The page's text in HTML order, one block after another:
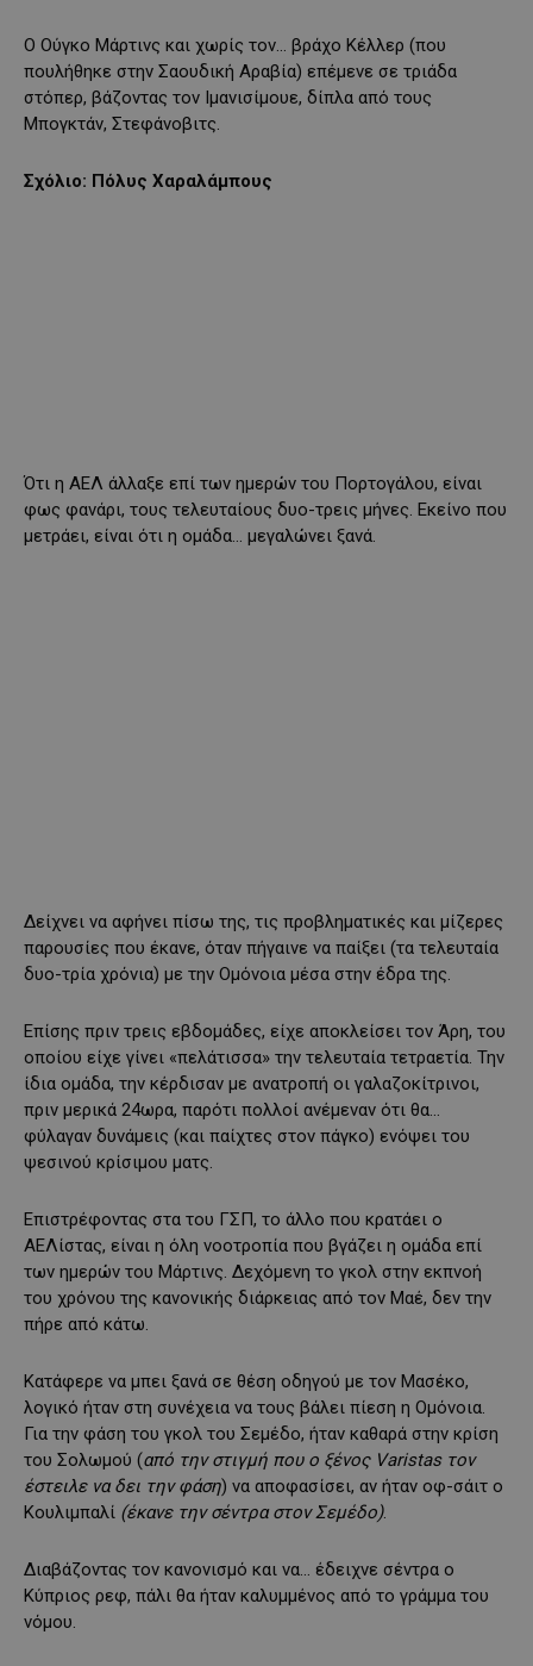
Ο Ούγκο Μάρτινς και χωρίς τον… βράχο Κέλλερ (που
πουλήθηκε στην Σαουδική Αραβία) επέμενε σε τριάδα
στόπερ, βάζοντας τον Ιμανισίμουε, δίπλα από τους
Μπογκτάν, Στεφάνοβιτς.
Σχόλιο: Πόλυς Χαραλάμπους
Ότι η ΑΕΛ άλλαξε επί των ημερών του Πορτογάλου, είναι
φως φανάρι, τους τελευταίους δυο-τρεις μήνες. Εκείνο που
μετράει, είναι ότι η ομάδα… μεγαλώνει ξανά.
Δείχνει να αφήνει πίσω της, τις προβληματικές και μίζερες
παρουσίες που έκανε, όταν πήγαινε να παίξει (τα τελευταία
δυο-τρία χρόνια) με την Ομόνοια μέσα στην έδρα της.
Επίσης πριν τρεις εβδομάδες, είχε αποκλείσει τον Άρη, του
οποίου είχε γίνει «πελάτισσα» την τελευταία τετραετία. Την
ίδια ομάδα, την κέρδισαν με ανατροπή οι γαλαζοκίτρινοι,
πριν μερικά 24ωρα, παρότι πολλοί ανέμεναν ότι θα…
φύλαγαν δυνάμεις (και παίχτες στον πάγκο) ενόψει του
ψεσινού κρίσιμου ματς.
Επιστρέφοντας στα του ΓΣΠ, το άλλο που κρατάει ο
ΑΕΛίστας, είναι η όλη νοοτροπία που βγάζει η ομάδα επί
των ημερών του Μάρτινς. Δεχόμενη το γκολ στην εκπνοή
του χρόνου της κανονικής διάρκειας από τον Μαέ, δεν την
πήρε από κάτω.
Κατάφερε να μπει ξανά σε θέση οδηγού με τον Μασέκο,
λογικό ήταν στη συνέχεια να τους βάλει πίεση η Ομόνοια.
Για την φάση του γκολ του Σεμέδο, ήταν καθαρά στην κρίση
του Σολωμού (από την στιγμή που ο ξένος Varistas τον
έστειλε να δει την φάση) να αποφασίσει, αν ήταν οφ-σάιτ ο
Κουλιμπαλί (έκανε την σέντρα στον Σεμέδο).
Διαβάζοντας τον κανονισμό και να… έδειχνε σέντρα ο
Κύπριος ρεφ, πάλι θα ήταν καλυμμένος από το γράμμα του
νόμου.